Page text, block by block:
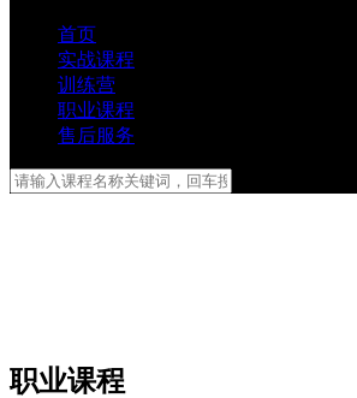
首页
实战课程
训练营
职业课程
售后服务
职业课程